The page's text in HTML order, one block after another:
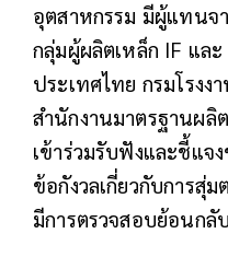
อุตสาหกรรม มีผู้แทนจ
กลุ่มผู้ผลิตเหล็ก IF แล
ประเทศไทย กรมโรงง
สำนักงานมาตรฐานผ
เข้าร่วมรับฟังและชี้แจ
ข้อกังวลเกี่ยวกับการสุ่
มีการตรวจสอบย้อนกลั